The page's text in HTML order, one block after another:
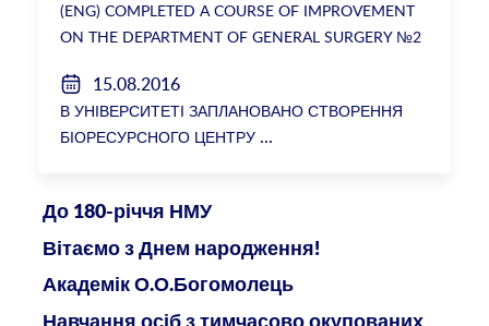
(ENG) COMPLETED A COURSE OF IMPROVEMENT
ON THE DEPARTMENT OF GENERAL SURGERY №2
15.08.2016
В УНІВЕРСИТЕТІ ЗАПЛАНОВАНО СТВОРЕННЯ
БІОРЕСУРСНОГО ЦЕНТРУ
До 180-річчя НМУ
Вітаємо з Днем народження!
Академік О.О.Богомолець